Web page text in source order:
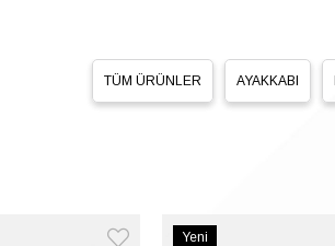
TÜM ÜRÜNLER AYAKKABI
Yeni